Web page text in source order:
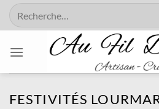
Passer
Recherche
pour :
FESTIVITÉS